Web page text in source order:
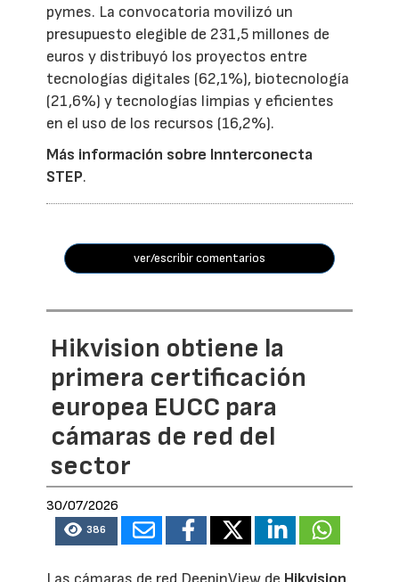
pymes. La convocatoria movilizó un
presupuesto elegible de 231,5 millones de
euros y distribuyó los proyectos entre
tecnologías digitales (62,1%), biotecnología
(21,6%) y tecnologías limpias y eficientes
en el uso de los recursos (16,2%).
Más información sobre Innterconecta
STEP.
ver/escribir comentarios
Hikvision obtiene la
primera certificación
europea EUCC para
cámaras de red del
sector
30/07/2026
386